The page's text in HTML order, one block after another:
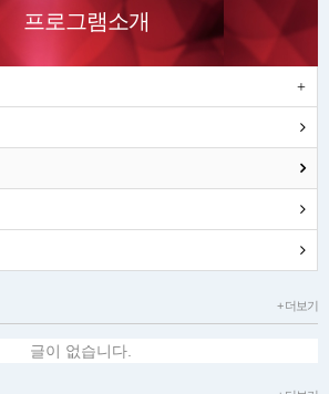
프로그램소개
+ 더보기
글이 없습니다.